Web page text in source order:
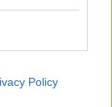
Policy